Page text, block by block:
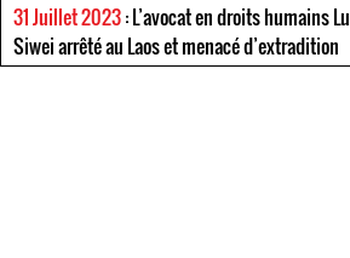
31 Juillet 2023: L’avocat en droits humains Lu
Siwei arrêté au Laos et menacé d’extradition